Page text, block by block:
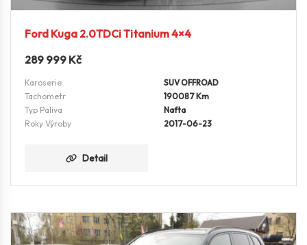
Ford Kuga 2.0TDCi Titanium 4×4
289 999 Kč
Karoserie
SUV OFFROAD
Tachometr
190087 Km
Typ Paliva
Nafta
Roky Výroby
2017-06-23
Detail